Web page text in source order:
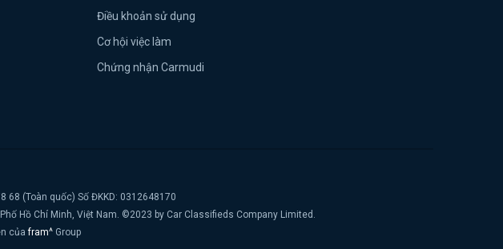
Điều khoản sử dụng
Cơ hội việc làm
Chứng nhận Carmudi
68 (Toàn quốc) Số ĐKKD: 0312648170
Hồ Chí Minh, Việt Nam. ©2023 by Car Classifieds Company Limited.
củafram^ Group